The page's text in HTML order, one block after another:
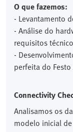
O que fazemos:
- Levantamento
- Análise do
requisitos
-
perfeita do Festo
Connectivity
Analisamos os
modelo inicial de